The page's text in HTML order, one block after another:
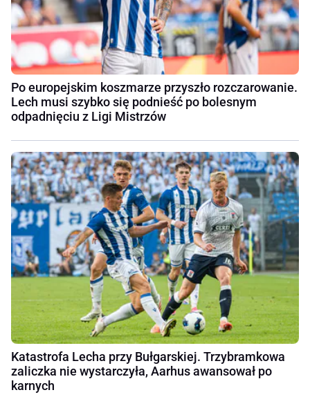
Po europejskim koszmarze przyszło rozczarowanie.
Lech musi szybko się podnieść po bolesnym
odpadnięciu z Ligi Mistrzów
Katastrofa Lecha przy Bułgarskiej. Trzybramkowa
zaliczka nie wystarczyła, Aarhus awansował po
karnych